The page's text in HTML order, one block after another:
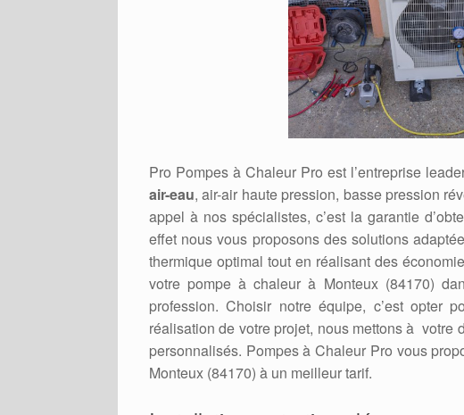
Pro Pompes à Chaleur Pro est l’entreprise
air-eau, air-air haute pression, basse pression
appel à nos spécialistes, c’est la garantie
effet nous vous proposons des solutions
thermique optimal tout en réalisant des
votre pompe à chaleur à Monteux (84170)
profession. Choisir notre équipe, c’est opter
réalisation de votre projet, nous mettons à
personnalisés. Pompes à Chaleur Pro vous
Monteux (84170) à un meilleur tarif.